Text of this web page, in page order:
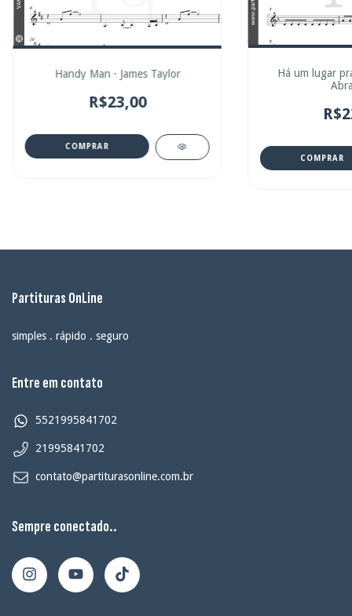
Handy Man · James Taylor
R$23,00
COMPRAR
Há um lugar
COMPRAR
Partituras OnLine
simples . rápido . seguro
Entre em contato
5521995841702
21995841702
contato@partiturasonline.com.br
Sempre conectado..